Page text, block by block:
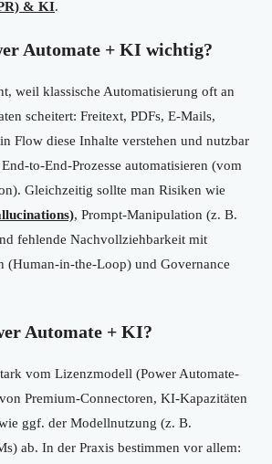
& KI.
Automate + KI wichtig?
weil klassische Automatisierung oft an
scheitert: Freitext, PDFs, E-Mails,
Flow diese Inhalte verstehen und nutzbar
to-End-Prozesse automatisieren (vom
Gleichzeitig sollte man Risiken wie
, Prompt-Manipulation (z. B.
fehlende Nachvollziehbarkeit mit
(Human-in-the-Loop) und Governance
Automate + KI?
vom Lizenzmodell (Power Automate-
Premium-Connectoren, KI-Kapazitäten
ggf. der Modellnutzung (z. B.
ab. In der Praxis bestimmen vor allem: